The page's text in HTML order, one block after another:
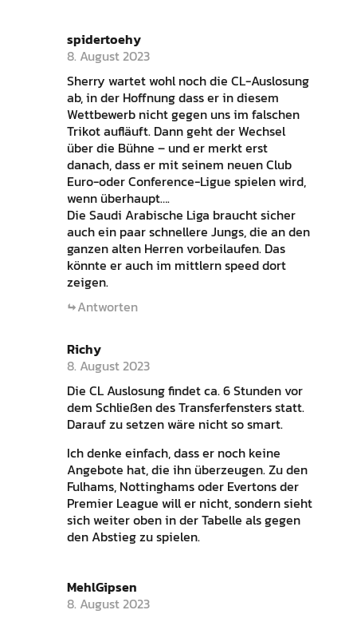
spidertoehy
8. August 2023
Sherry wartet wohl noch die CL-Auslosung
ab, in der Hoffnung dass er in diesem
Wettbewerb nicht gegen uns im falschen
Trikot aufläuft. Dann geht der Wechsel
über die Bühne – und er merkt erst
danach, dass er mit seinem neuen Club
Euro-oder Conference-Ligue spielen wird,
wenn überhaupt….
Die Saudi Arabische Liga braucht sicher
auch ein paar schnellere Jungs, die an den
ganzen alten Herren vorbeilaufen. Das
könnte er auch im mittlern speed dort
zeigen.
Antworten
Richy
8. August 2023
Die CL Auslosung findet ca. 6 Stunden vor
dem Schließen des Transferfensters statt.
Darauf zu setzen wäre nicht so smart.
Ich denke einfach, dass er noch keine
Angebote hat, die ihn überzeugen. Zu den
Fulhams, Nottinghams oder Evertons der
Premier League will er nicht, sondern sieht
sich weiter oben in der Tabelle als gegen
den Abstieg zu spielen.
MehlGipsen
8. August 2023